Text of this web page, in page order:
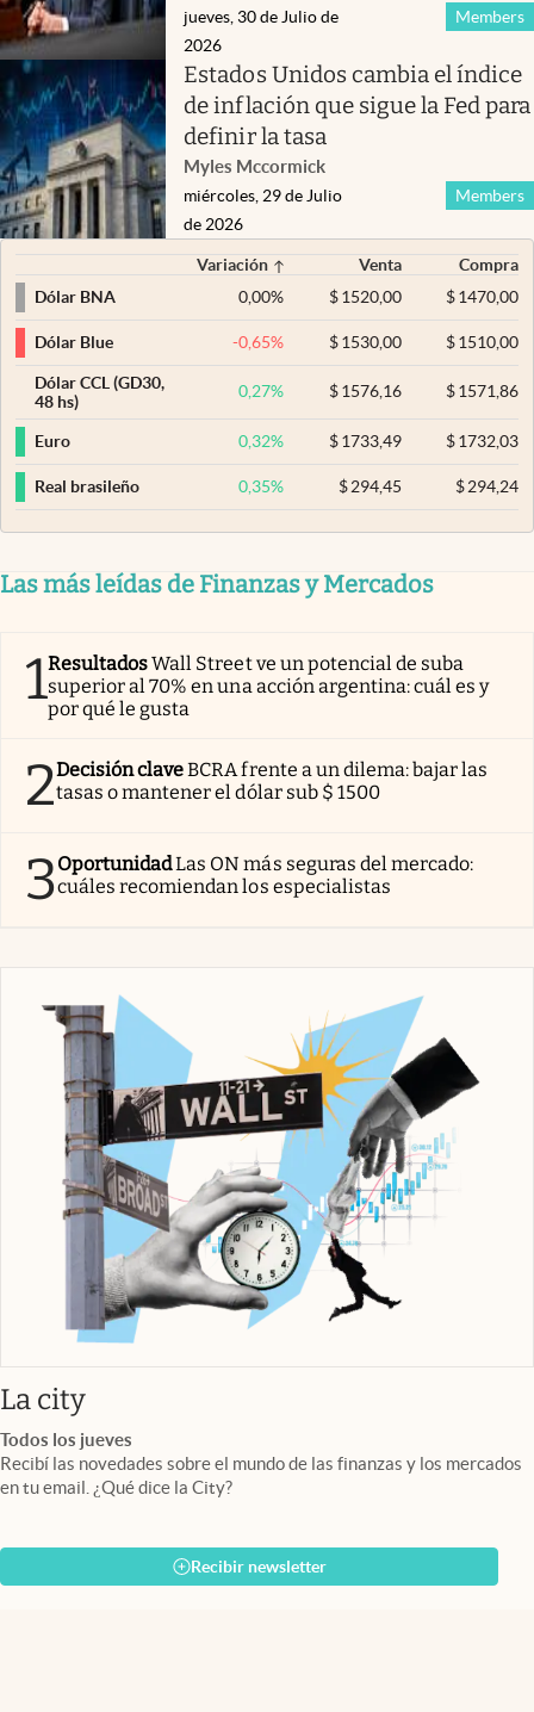
Members
jueves, 30 de Julio de
2026
Estados Unidos cambia el índice
de inflación que sigue la Fed para
definir la tasa
Myles Mccormick
Members
miércoles, 29 de Julio
de 2026
Variación Venta
Compra
Dólar BNA
0,00% $ 1520,00 $1470,00
Dólar Blue -0,65% $ 1530,00 $1510,00
Dólar CCL (GD30,
48 hs)
0,27% $ 1576,16 $1571,86
Euro 0,32% $ 1733,49 $1732,03
Real brasileño 0,35% $ 294,45 $294,24
Las más leídas de Finanzas y Mercados
1ResultadosWall Street ve un potencial de suba
superior al 70% en una acción argentina: cuál es y
por qué le gusta
2Decisión claveBCRA frente a un dilema: bajar las
tasas o mantener el dólar sub $ 1500
3OportunidadLas ON más seguras del mercado:
cuáles recomiendan los especialistas
La cityabre en nueva pestaña
Todos los jueves
Recibí las novedades sobre el mundo de las finanzas y los mercados
en tu email. ¿Qué dice la City?
Recibir newsletter